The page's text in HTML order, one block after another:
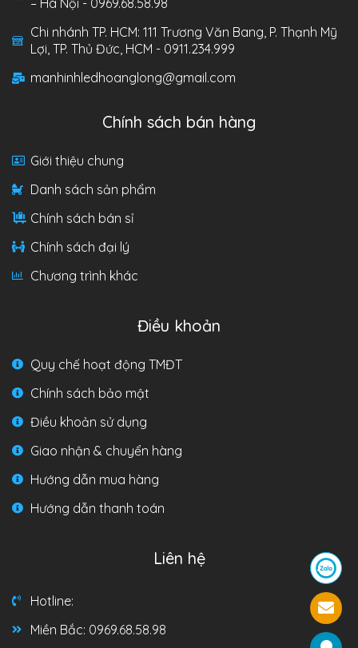
– Hà Nội - 0969.68.58.98
Chi nhánh TP. HCM: 111 Trương Văn Bang, P. Thạnh Mỹ
Lợi, TP. Thủ Đức, HCM - 0911.234.999
manhinhledhoanglong@gmail.com
Chính sách bán hàng
Giới thiệu chung
Danh sách sản phẩm
Chính sách bán sỉ
Chính sách đại lý
Chương trình khác
Điều khoản
Quy chế hoạt động TMĐT
Chính sách bảo mật
Điều khoản sử dụng
Giao nhận & chuyển hàng
Hướng dẫn mua hàng
Hướng dẫn thanh toán
Liên hệ
Hotline:
Miền Bắc: 0969.68.58.98